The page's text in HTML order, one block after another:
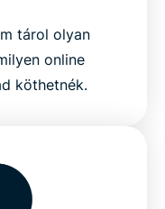
tárol olyan
online
köthetnék.